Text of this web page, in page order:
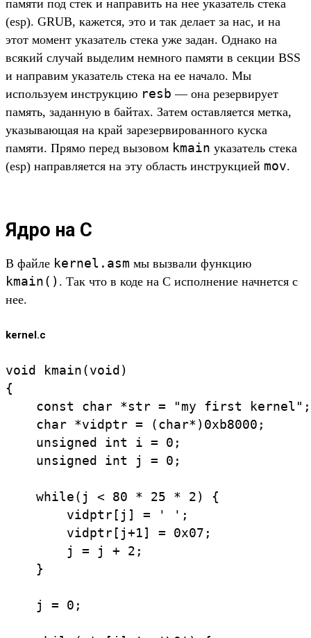
памяти под стек и направить на нее указатель стека
(esp). GRUB, кажется, это и так делает за нас, и на
этот момент указатель стека уже задан. Однако на
всякий случай выделим немного памяти в секции BSS
и направим указатель стека на ее начало. Мы
используем инструкцию resb — она резервирует
память, заданную в байтах. Затем оставляется метка,
указывающая на край зарезервированного куска
памяти. Прямо перед вызовом kmain указатель стека
(esp) направляется на эту область инструкцией mov.
Ядро на C
В файле kernel.asm мы вызвали функцию
kmain() . Так что в коде на C исполнение начнется с
нее.
kernel.c
void kmain(void)
{
    const char *str = "my first kernel";
    char *vidptr = (char*)0xb8000;
    unsigned int i = 0;
    unsigned int j = 0;
    while(j < 80 * 25 * 2) {
        vidptr[j] = ' ';
        vidptr[j+1] = 0x07;
        j = j + 2;
    }
    j = 0;